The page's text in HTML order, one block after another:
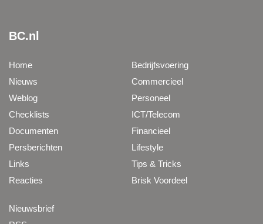
BC.nl
Home
Nieuws
Weblog
Checklists
Documenten
Persberichten
Links
Reacties
Bedrijfsvoering
Commercieel
Personeel
ICT/Telecom
Financieel
Lifestyle
Tips & Tricks
Brisk Voordeel
Nieuwsbrief